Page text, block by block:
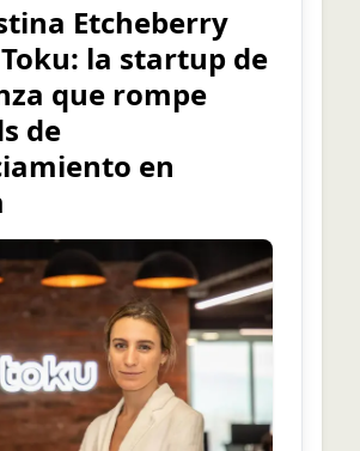
Etcheberry
la startup de
que rompe
de
en